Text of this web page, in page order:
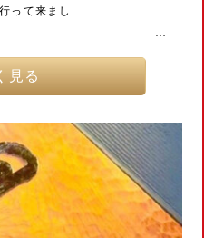
って来まし
…
見る